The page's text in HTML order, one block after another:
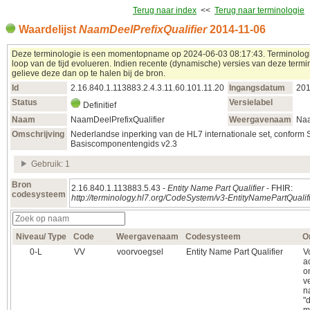
Terug naar index << Terug naar terminologie
Waardelijst NaamDeelPrefixQualifier2014‑11‑06
Deze terminologie is een momentopname op 2024‑06‑03 08:17:43.
loop van de tijd evolueren. Indien recente (dynamische) versies van deze
gelieve deze dan op te halen bij de bron.
Id
2.16.840.1.113883.2.4.3.11.60.101.11.20 Ingangsdatum
Status
Definitief
Versielabel
Naam
NaamDeelPrefixQualifier Weergavenaam
Omschrijving
Nederlandse inperking van de HL7 internationale set, conform
Basiscomponentengids v2.3
Gebruik: 1
Bron
codesysteem
2.16.840.1.113883.5.43 - Entity Name Part Qualifier- FHIR:
http://terminology.hl7.org/CodeSystem/v3-
Niveau/ Type Code Weergavenaam Codesysteem
0‑L
VV voorvoegsel Entity Name Part Qualifier